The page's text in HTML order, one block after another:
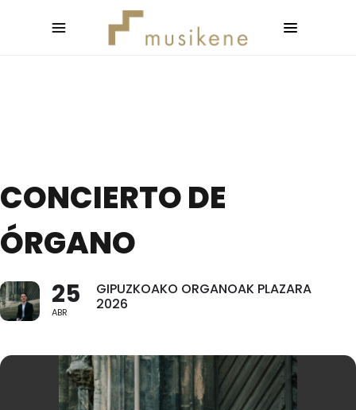
CONCIERTO DE
ÓRGANO
25
ABR
GIPUZKOAKO ORGANOAK PLAZARA
2026